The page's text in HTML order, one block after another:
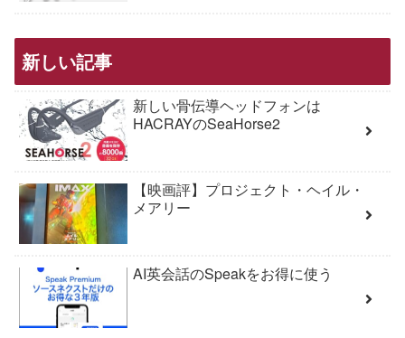
新しい記事
新しい骨伝導ヘッドフォンは
HACRAYのSeaHorse2
【映画評】プロジェクト・ヘイル・
メアリー
AI英会話のSpeakをお得に使う